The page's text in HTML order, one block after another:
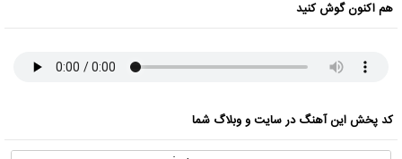
هم اکنون گوش کنید
کد پخش این آهنگ در سایت و وبلاگ شما